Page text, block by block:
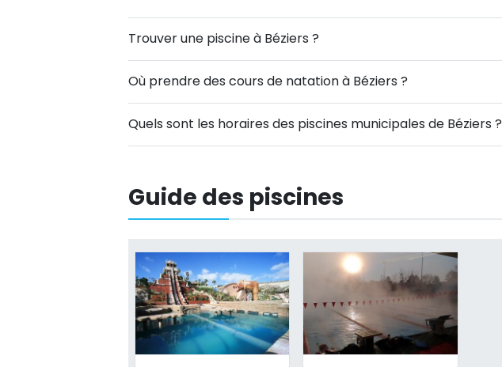
Trouver une piscine à Béziers ?
Où prendre des cours de natation à Béziers ?
Quels sont les horaires des piscines municipales de Béziers ?
Guide des piscines